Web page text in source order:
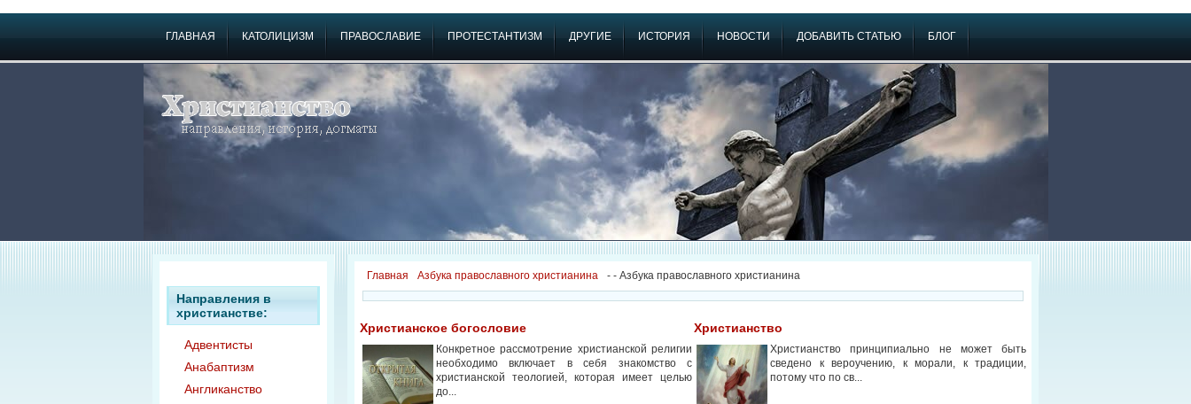
ГЛАВНАЯ КАТОЛИЦИЗМ ПРАВОСЛАВИЕ ПРОТЕСТАНТИЗМ ДРУГИЕ ИСТОРИЯ НОВОСТИ ДОБАВИТЬ СТАТЬЮ БЛОГ
Направления в
христианстве:
Адвентисты
Анабаптизм
Англиканство
Главная -
Азбука православного христианина - Азбука православного христианина
Христианское богословие
Конкретное рассмотрение христианской религии
необходимо включает в себя знакомство с
христианской теологией, которая имеет целью
до...
Христианство
Христианство принципиально не может быть
сведено к вероучению, к морали, к традиции,
потому что по св...